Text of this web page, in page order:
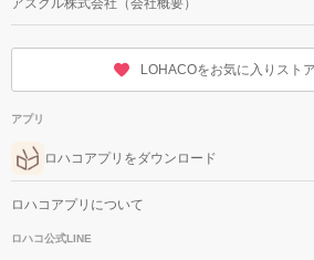
アスクル株式会社（会社概要）
LOHACOをお気に入りスト
アプリ
ロハコアプリをダウンロード
ロハコアプリについて
ロハコ公式LINE